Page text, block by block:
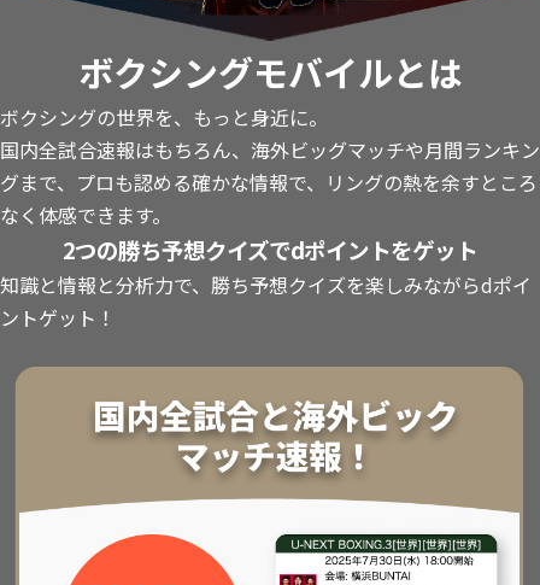
ボクシングモバイルとは
ボクシングの世界を、もっと身近に。
国内全試合速報はもちろん、海外ビッグマッチや月間ランキン
グまで、プロも認める確かな情報で、リングの熱を余すところ
なく体感できます。
2つの勝ち予想クイズでdポイントをゲット
知識と情報と分析力で、勝ち予想クイズを楽しみながらdポイ
ントゲット！